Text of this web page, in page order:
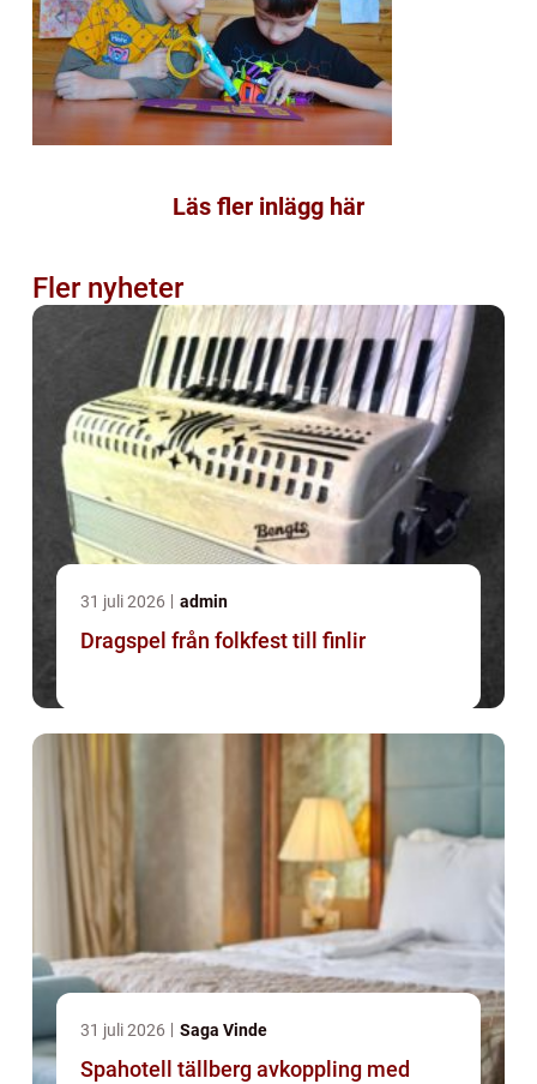
Läs fler inlägg här
Fler nyheter
31 juli 2026 admin
Dragspel från folkfest till finlir
31 juli 2026 Saga Vinde
Spahotell tällberg avkoppling med